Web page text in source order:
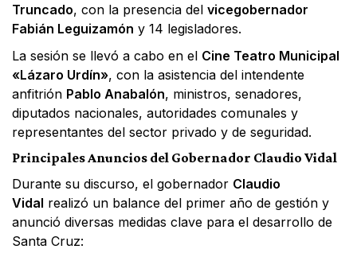
Truncado, con la presencia del vicegobernador
Fabián Leguizamón y 14 legisladores.
La sesión se llevó a cabo en el Cine Teatro Municipal
«Lázaro Urdín», con la asistencia del intendente
anfitrión Pablo Anabalón, ministros, senadores,
diputados nacionales, autoridades comunales y
representantes del sector privado y de seguridad.
Principales Anuncios del Gobernador Claudio Vidal
Durante su discurso, el gobernador Claudio
Vidal realizó un balance del primer año de gestión y
anunció diversas medidas clave para el desarrollo de
Santa Cruz: